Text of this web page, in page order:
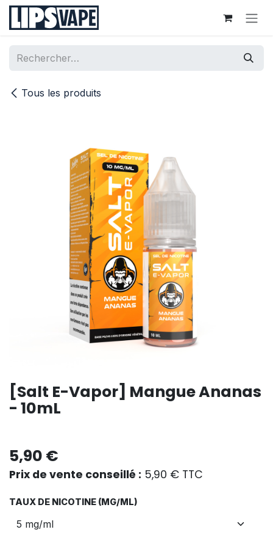
Se rendre au contenu
Tous les produits
[Salt E-Vapor] Mangue Ananas
- 10mL
5,90 €
Prix de vente conseillé : 5,90 € TTC
TAUX DE NICOTINE (MG/ML)